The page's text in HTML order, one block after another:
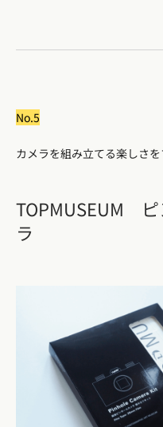
No.5
カメラを組み立てる楽しさ
TOPMUSEUM ピ
ラ